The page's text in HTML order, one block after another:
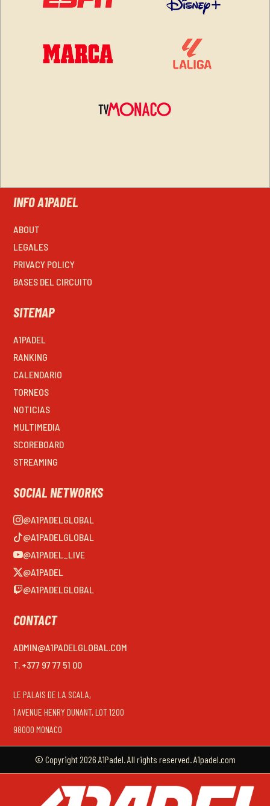
INFO A1PADEL
ABOUT
LEGALES
PRIVACY POLICY
BASES DEL CIRCUITO
SITEMAP
A1PADEL
RANKING
CALENDARIO
TORNEOS
NOTICIAS
MULTIMEDIA
SCOREBOARD
STREAMING
SOCIAL NETWORKS
@A1PADELGLOBAL
@A1PADELGLOBAL
@A1PADEL_LIVE
@A1PADEL
@A1PADELGLOBAL
CONTACT
ADMIN@A1PADELGLOBAL.COM
T. +377 97 77 51 00
LE PALAIS DE LA SCALA,
1 AVENUE HENRY DUNANT, LOT 1200
98000 MONACO
© Copyright 2026 A1Padel. All rights reserved. A1padel.com